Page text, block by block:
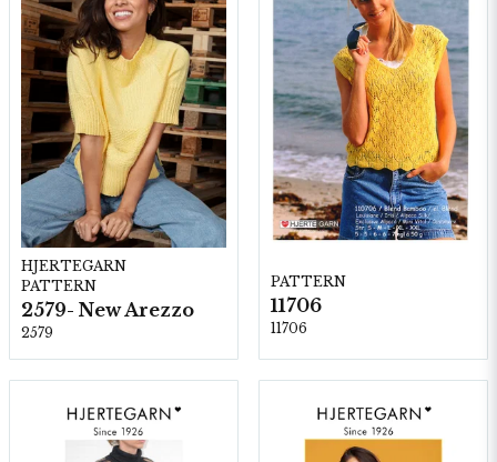
HJERTEGARN
PATTERN
2579- New Arezzo
2579
PATTERN
11706
11706